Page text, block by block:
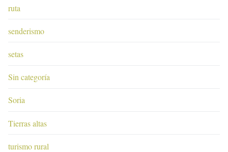
ruta
senderismo
setas
Sin categoría
Soria
Tierras altas
turismo rural